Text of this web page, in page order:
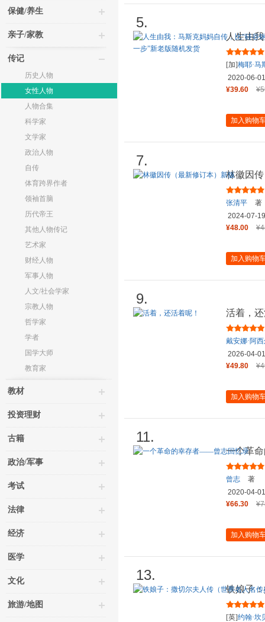
保健/养生
亲子/家教
传记
历史人物
女性人物
人物合集
科学家
文学家
政治人物
自传
体育跨界作者
领袖首脑
历代帝王
其他人物传记
艺术家
财经人物
军事人物
人文/社会学家
宗教人物
哲学家
学者
国学大师
教育家
教材
投资理财
古籍
政治/军事
考试
法律
经济
医学
文化
旅游/地图
5.
人生由
侠”埃隆
[加]梅耶·马
2020-06-01
¥39.60
加入购物
7.
林徽因
张清平
著
2024-07-19
¥48.00
加入购物
9.
活着，
戴安娜·阿
2026-04-01
¥49.80
加入购物
11.
一个革
曾志
著
2020-04-01
¥66.30
加入购物
13.
铁娘子
藏系列）
[英]约翰·坎